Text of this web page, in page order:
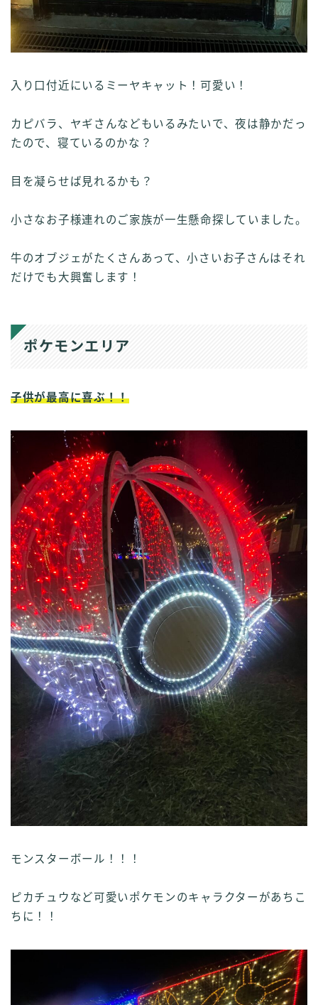
入り口付近にいるミーヤキャット！可愛い！
カピバラ、ヤギさんなどもいるみたいで、夜は静かだっ
たので、寝ているのかな？
目を凝らせば見れるかも？
小さなお子様連れのご家族が一生懸命探していました。
牛のオブジェがたくさんあって、小さいお子さんはそれ
だけでも大興奮します！
ポケモンエリア
子供が最高に喜ぶ！！
モンスターボール！！！
ピカチュウなど可愛いポケモンのキャラクターがあちこ
ちに！！